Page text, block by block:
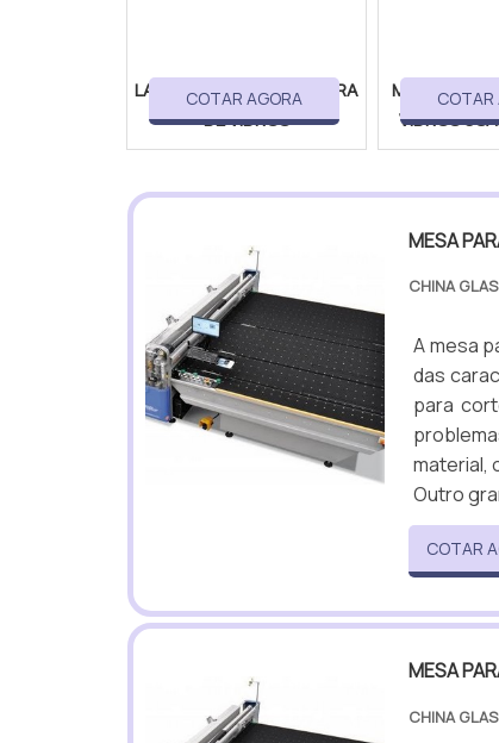
LAPIDADORA E BISELADORA
DE VIDROS
COTAR AGORA
MÁQUINA
VIDROS
COTAR
MESA
CHINA
A mesa
das
para
material,
Outro
COTAR
MESA
CHINA